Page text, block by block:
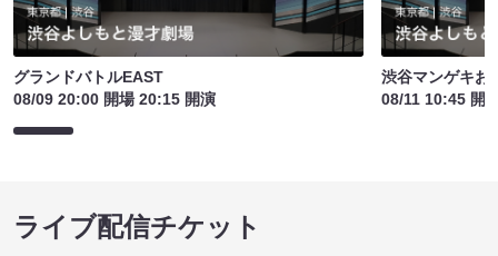
グランドバトルEAST
08/09 20:00 開場 20:15 開演
渋谷マンゲキ
08/11 10:45 開
ライブ配信チケット